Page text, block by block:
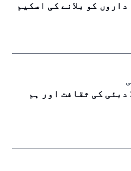
کو بلانے کی اسکیم
کی ثقافت اور ہم